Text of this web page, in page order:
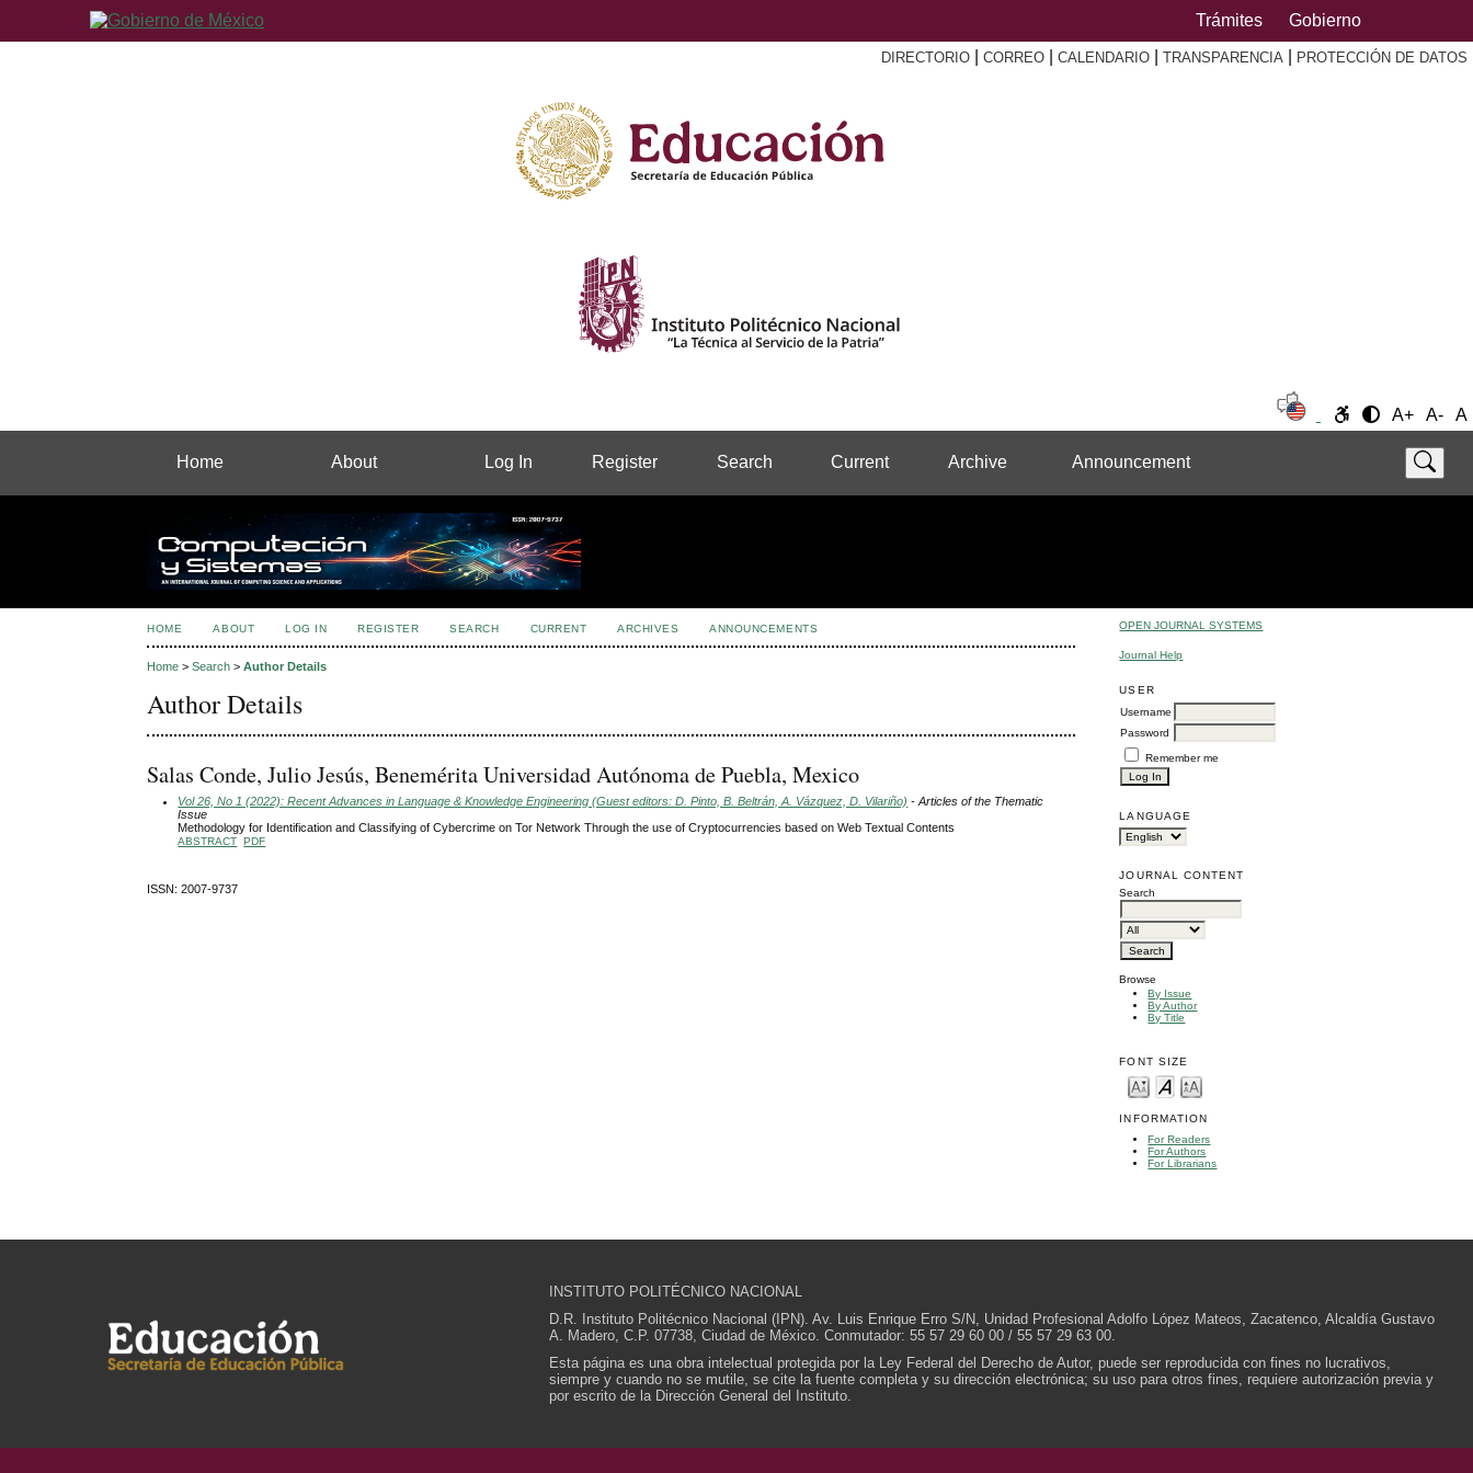
Trámites Gobierno
DIRECTORIO CORREO CALENDARIO TRANSPARENCIA PROTECCIÓN DE DATOS
A+ A- A
Home About Log In Register Search Current Archive Announcement
OPEN JOURNAL SYSTEMS
Journal Help
USER
Username
Password
Remember me
LANGUAGE
JOURNAL CONTENT
Search
Browse
By Issue
By Author
By Title
FONT SIZE
INFORMATION
For Readers
For Authors
For Librarians
HOME ABOUT LOG IN REGISTER SEARCH CURRENT ARCHIVES ANNOUNCEMENTS
Home >Search >Author Details
Author Details
Salas Conde, Julio Jesús, Benemérita Universidad Autónoma de Puebla, Mexico
Vol 26, No 1 (2022): Recent Advances in Language & Knowledge Engineering (Guest editors: D. Pinto, B. Beltrán, A. Vázquez, D. Vilariño) - Articles of the Thematic
Issue
Methodology for Identification and Classifying of Cybercrime on Tor Network Through the use of Cryptocurrencies based on Web Textual Contents
ABSTRACT PDF
ISSN: 2007-9737
INSTITUTO POLITÉCNICO NACIONAL
D.R. Instituto Politécnico Nacional (IPN). Av. Luis Enrique Erro S/N, Unidad Profesional Adolfo López Mateos, Zacatenco, Alcaldía Gustavo
A. Madero, C.P. 07738, Ciudad de México. Conmutador: 55 57 29 60 00 / 55 57 29 63 00.
Esta página es una obra intelectual protegida por la Ley Federal del Derecho de Autor, puede ser reproducida con fines no lucrativos,
siempre y cuando no se mutile, se cite la fuente completa y su dirección electrónica; su uso para otros fines, requiere autorización previa y
por escrito de la Dirección General del Instituto.